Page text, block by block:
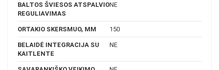
BALTOS ŠVIESOS ATSPALVIO
REGULIAVIMAS
NE
ORTAKIO SKERSMUO, MM 150
BELAIDĖ INTEGRACIJA SU
KAITLENTE
NE